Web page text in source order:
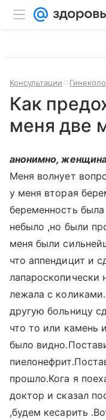
Консультации
Как
меня две
анонимно,
Меня волнует
у меня вторая
беременность
небыло ,но были
меня были
что аппендицит и
лапароскопически
лежала с
другую больницу
что то или камень
было
прошло.Кога я
доктор и сказал
,будем кесарить